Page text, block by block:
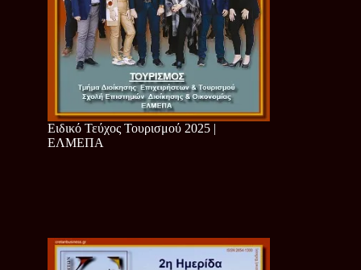
Ειδικό Τεύχος Τουρισμού 2025 |
ΕΛΜΕΠΑ